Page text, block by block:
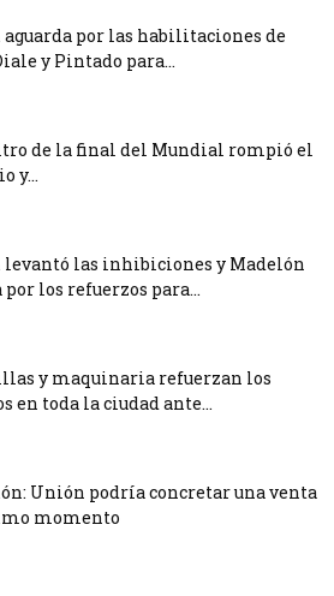
por las habilitaciones de
y Pintado para...
de la final del Mundial rompió el
y...
las inhibiciones y Madelón
por los refuerzos para...
y maquinaria refuerzan los
en toda la ciudad ante...
Unión podría concretar una venta
momento